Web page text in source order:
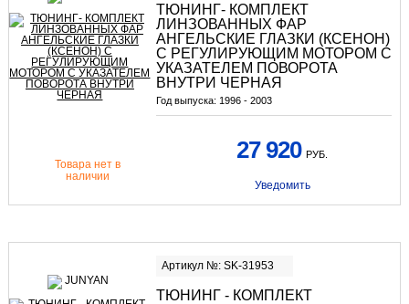
ТЮНИНГ- КОМПЛЕКТ
ЛИНЗОВАННЫХ ФАР
АНГЕЛЬСКИЕ ГЛАЗКИ (КСЕНОН)
С РЕГУЛИРУЮЩИМ МОТОРОМ С
УКАЗАТЕЛЕМ ПОВОРОТА
ВНУТРИ ЧЕРНАЯ
Год выпуска: 1996 - 2003
Товара нет в
наличии
27 920 РУБ.
Уведомить
Артикул №: SK-31953
ТЮНИНГ - КОМПЛЕКТ